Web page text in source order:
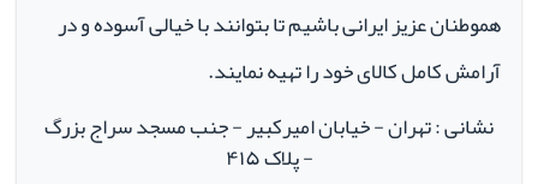
هموطنان عزیز ایرانی باشیم تا بتوانند با خیالی آسوده و در
آرامش کامل کالای خود را تهیه نمایند.
نشانی : تهران - خیابان امیرکبیر - جنب مسجد سراج بزرگ
- پلاک ۴۱۵